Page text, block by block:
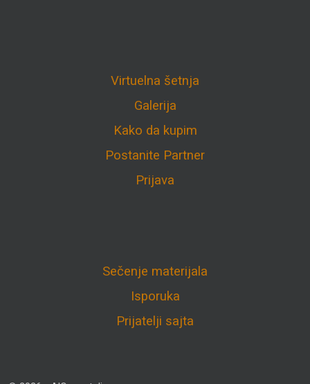
Virtuelna šetnja
Galerija
Kako da kupim
Postanite Partner
Prijava
Sečenje materijala
Isporuka
Prijatelji sajta